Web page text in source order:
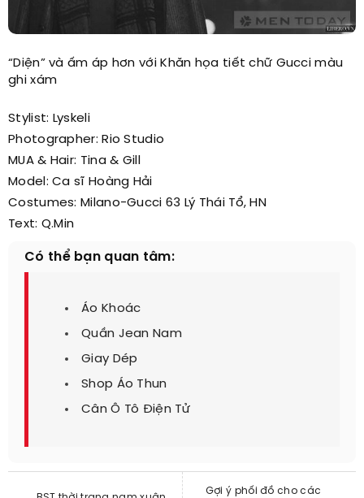
“Diện” và ấm áp hơn với Khăn họa tiết chữ Gucci màu
ghi xám
Stylist: Lyskeli
Photographer: Rio Studio
MUA & Hair: Tina & Gill
Model: Ca sĩ Hoàng Hải
Costumes: Milano-Gucci 63 Lý Thái Tổ, HN
Text: Q.Min
Có thể bạn quan tâm:
Áo Khoác
Quần Jean Nam
Giay Dép
Shop Áo Thun
Cân Ô Tô Điện Tử
Gợi ý phối đồ cho các